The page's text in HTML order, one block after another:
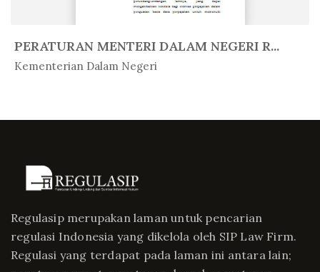
PERATURAN MENTERI DALAM NEGERI R...
Kementerian Dalam Negeri
In Peratur...
Regulasip merupakan laman untuk pencarian
regulasi Indonesia yang dikelola oleh SIP Law Firm.
Regulasi yang terdapat pada laman ini antara lain;